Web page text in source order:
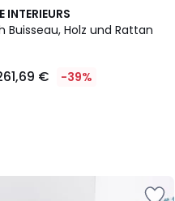
INTERIEURS
Buisseau, Holz und Rattan
€ -39%